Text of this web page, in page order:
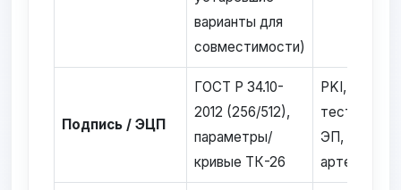
варианты для
совместимости)
Подпись / ЭЦП
ГОСТ Р 34.10-
2012 (256/512),
параметры/
кривые ТК-26
PKI, CMS,
ЭП, подпись
артефактов